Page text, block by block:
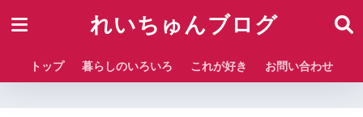
れいちゅんブログ
トップ 暮らしのいろいろ これが好き お問い合わせ